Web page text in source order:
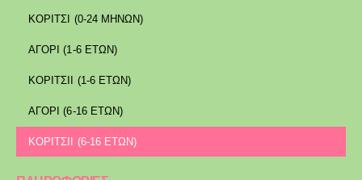
ΚΟΡΙΤΣΙ (0-24 ΜΗΝΩΝ)
ΑΓΟΡΙ (1-6 ΕΤΩΝ)
ΚΟΡΙΤΣΙΙ (1-6 ΕΤΩΝ)
ΑΓΟΡΙ (6-16 ΕΤΩΝ)
ΚΟΡΙΤΣΙΙ (6-16 ΕΤΩΝ)